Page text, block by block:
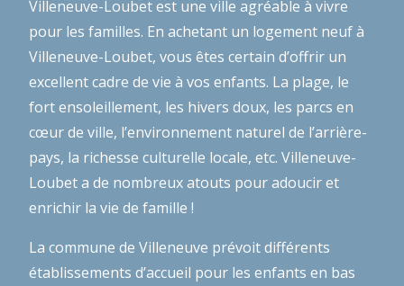
Villeneuve-Loubet est une ville agréable à vivre
pour les familles. En achetant un logement neuf à
Villeneuve-Loubet, vous êtes certain d’offrir un
excellent cadre de vie à vos enfants. La plage, le
fort ensoleillement, les hivers doux, les parcs en
cœur de ville, l’environnement naturel de l’arrière-
pays, la richesse culturelle locale, etc. Villeneuve-
Loubet a de nombreux atouts pour adoucir et
enrichir la vie de famille !
La commune de Villeneuve prévoit différents
établissements d’accueil pour les enfants en bas